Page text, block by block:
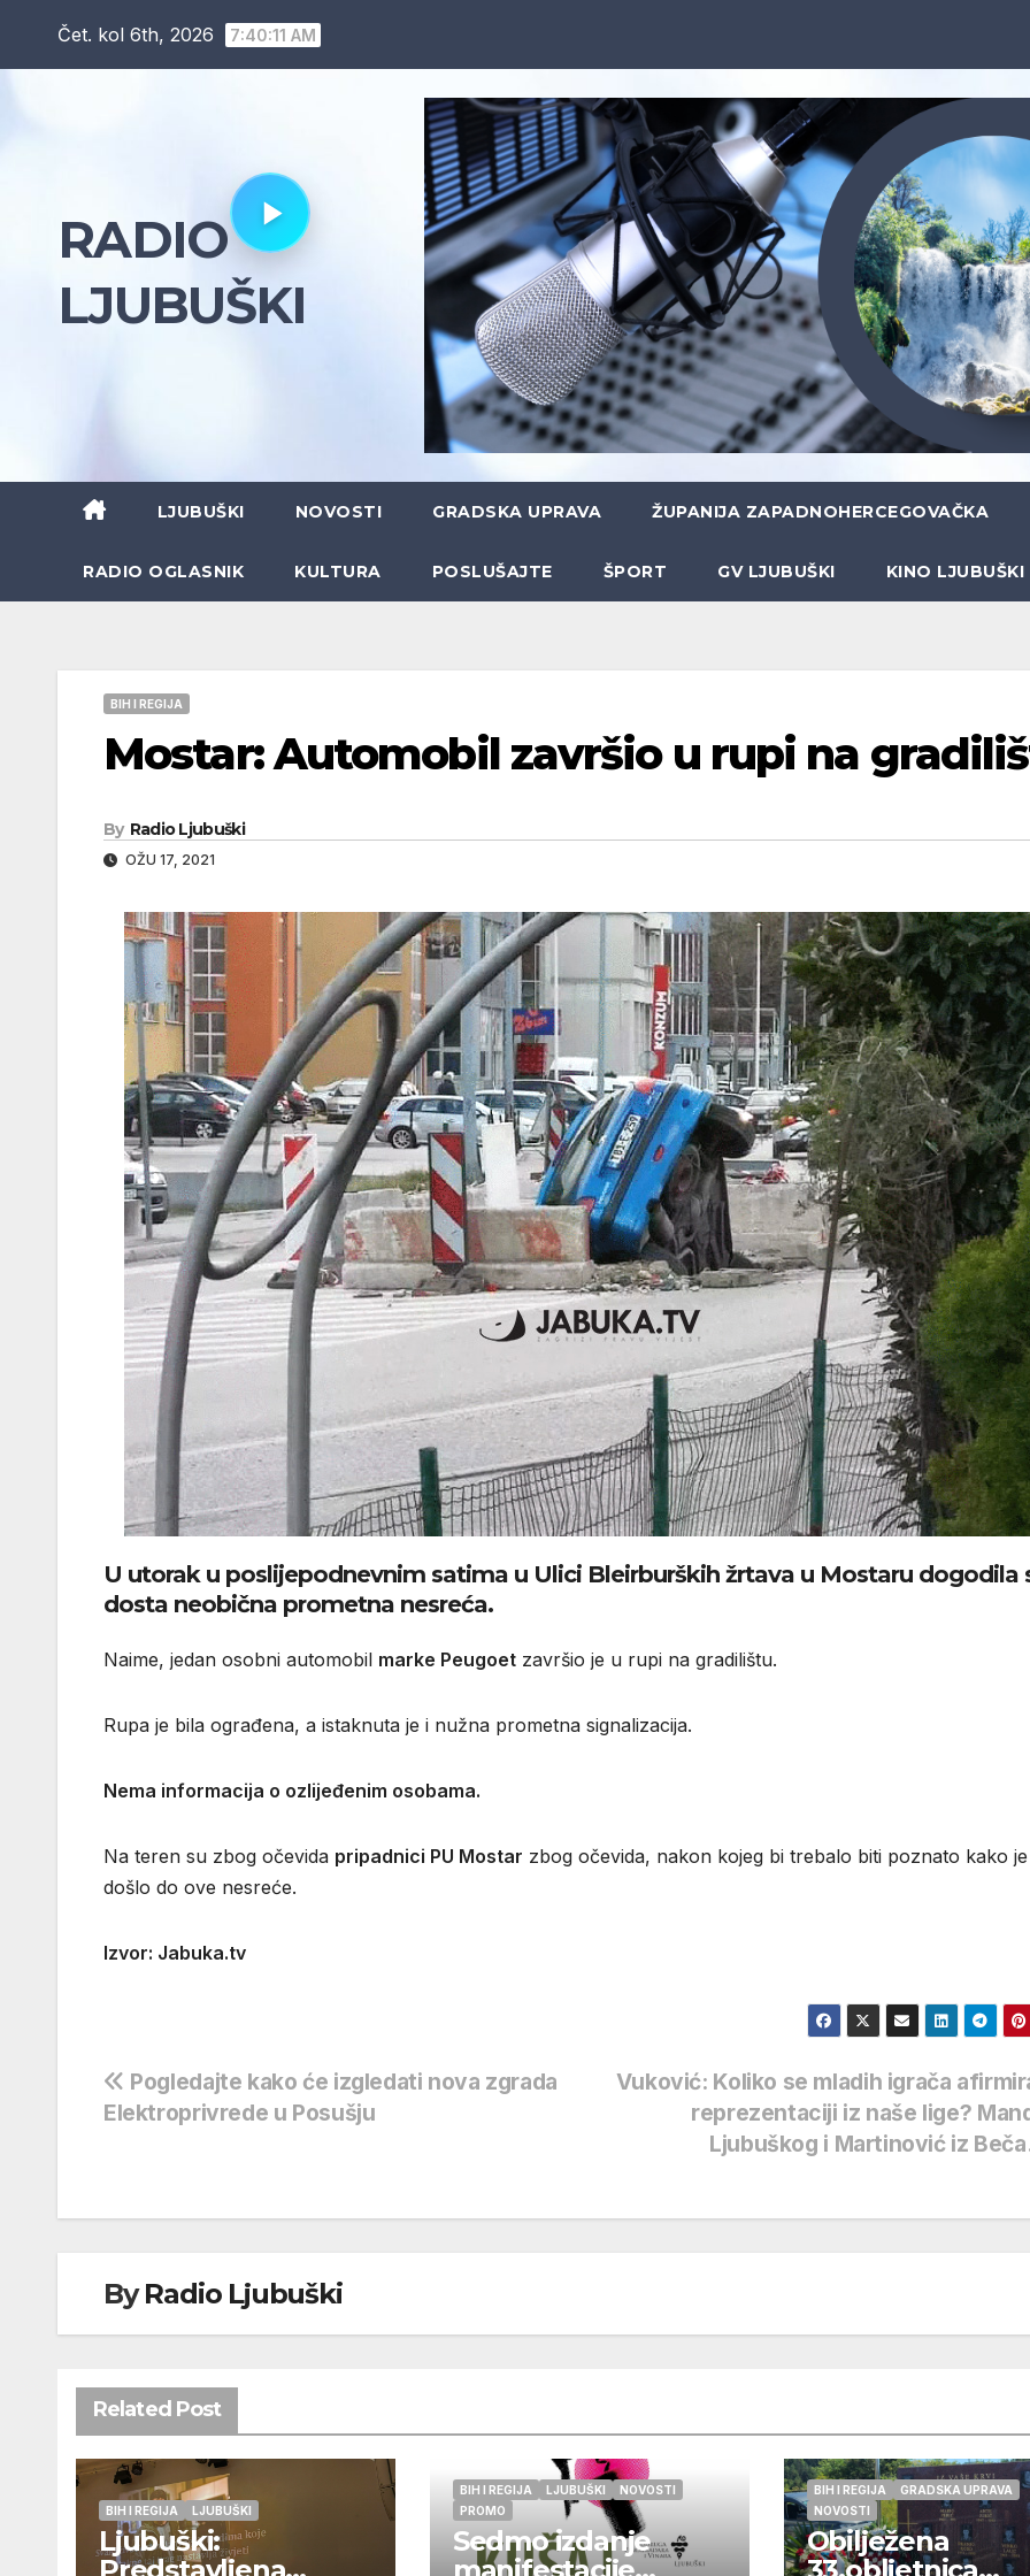
Čet. kol 6th, 2026 7:40:12 AM
RADIO
LJUBUŠKI
LJUBUŠKI NOVOSTI GRADSKA UPRAVA ŽUPANIJA ZAPADNOHERCEGOVAČKA
RADIO OGLASNIK KULTURA POSLUŠAJTE ŠPORT GV LJUBUŠKI KINO LJUBUŠKI
BIH I REGIJA
Mostar: Automobil završio u rupi na
By Radio Ljubuški
OŽU 17, 2021
U utorak u poslijepodnevnim satima u Ulici Bleirburških žrtava u Mostaru dogodila
dosta neobična prometna nesreća.
Naime, jedan osobni automobil marke Peugoet završio je u rupi na gradilištu.
Rupa je bila ograđena, a istaknuta je i nužna prometna signalizacija.
Nema informacija o ozlijeđenim osobama.
Na teren su zbog očevida pripadnici PU Mostar zbog očevida, nakon kojeg bi trebalo biti poznato kako je
došlo do ove nesreće.
Izvor: Jabuka.tv
Navigacija
objava
Vuković: Koliko se mladih igrača
reprezentaciji iz naše lige?
Ljubuškog i Martinović iz
Pogledajte kako će izgledati nova zgrada
Elektroprivrede u Posušju
ByRadio Ljubuški
Related Post
BIH I REGIJA LJUBUŠKI
Ljubuški:
BIH I REGIJA LJUBUŠKI
NOVOSTI
PROMO
Sedmo izdanje
BIH I REGIJA
GRADSKA UPRAVA
NOVOSTI
Obilježena